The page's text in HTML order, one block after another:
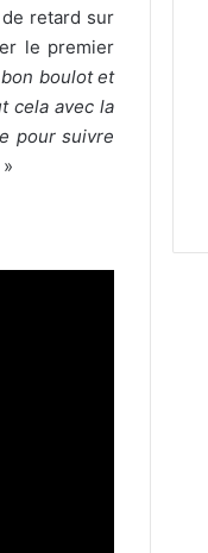
de retard sur
le premier
boulot et
cela avec la
pour suivre
»